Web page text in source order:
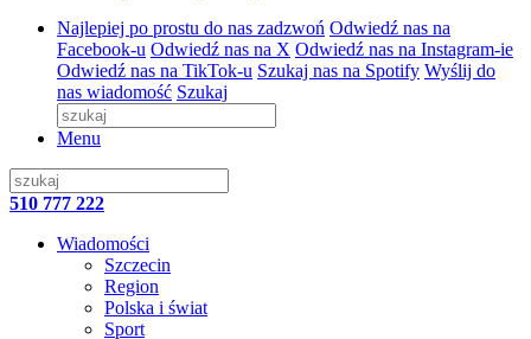
Najlepiej po prostu do nas zadzwoń Odwiedź nas na
Facebook-u Odwiedź nas na X Odwiedź nas na Instagram-ie
Odwiedź nas na TikTok-u Szukaj nas na Spotify Wyślij do
nas wiadomość Szukaj
Menu
510 777 222
Wiadomości
Szczecin
Region
Polska i świat
Sport